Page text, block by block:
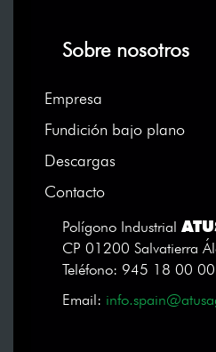
Sobre nosotros
Empresa
Fundición bajo plano
Descargas
Contacto
Polígono Industrial
CP 01200 Salvatierra
Teléfono: 945 18 00 00
Email: